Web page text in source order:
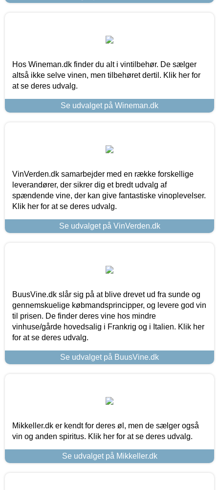
Hos Wineman.dk finder du alt i vintilbehør. De sælger
altså ikke selve vinen, men tilbehøret dertil. Klik her for
at se deres udvalg.
Se udvalget på Wineman.dk
VinVerden.dk samarbejder med en række forskellige
leverandører, der sikrer dig et bredt udvalg af
spændende vine, der kan give fantastiske vinoplevelser.
Klik her for at se deres udvalg.
Se udvalget på VinVerden.dk
BuusVine.dk slår sig på at blive drevet ud fra sunde og
gennemskuelige købmandsprincipper, og levere god vin
til prisen. De finder deres vine hos mindre
vinhuse/gårde hovedsalig i Frankrig og i Italien. Klik her
for at se deres udvalg.
Se udvalget på BuusVine.dk
Mikkeller.dk er kendt for deres øl, men de sælger også
vin og anden spiritus. Klik her for at se deres udvalg.
Se udvalget på Mikkeller.dk